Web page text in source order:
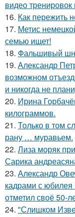
видео тренировок
16. Как пережить
17. Метис
семью ищет!
18. Фальшивый
19. Александр
возможном
и никогда не
20. Ирина
килограммов.
21. Только в том
рану … муравьем.
22. Лиза моряк
Сарика
23. Александр
кадрами с
отметил своё 50-
24. "Слишком